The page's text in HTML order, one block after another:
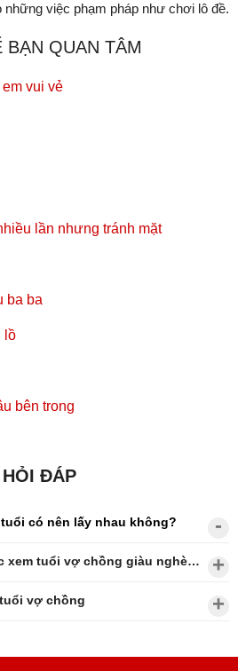
những việc phạm pháp như chơi lô đề.
BẠN QUAN TÂM
vui vẻ
lần nhưng tránh mặt
ba ba
lồ
bên trong
HỎI ĐÁP
có nên lấy nhau không?
Câu hỏi: Ý nghĩa của việc xem tuổi vợ chồng giàu nghèo?
vợ chồng